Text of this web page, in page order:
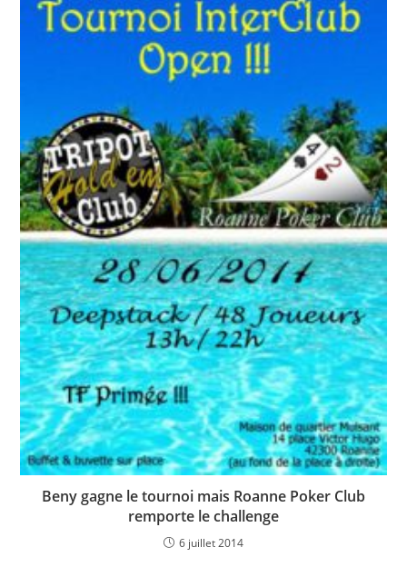
Beny gagne le tournoi mais Roanne Poker Club
remporte le challenge
6 juillet 2014